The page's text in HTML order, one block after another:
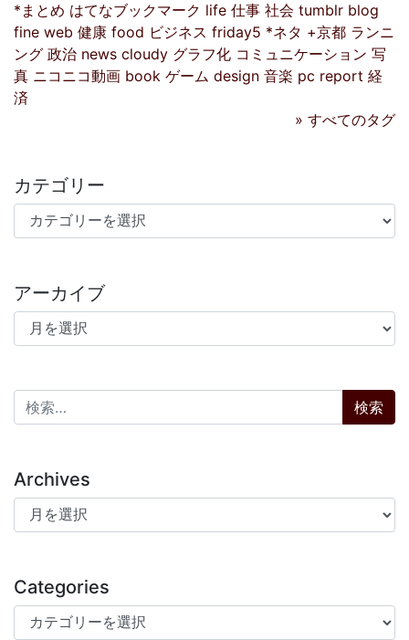
*まとめ はてなブックマーク life 仕事 社会 tumblr blog
fine web 健康 food ビジネス friday5 *ネタ +京都 ランニ
ング 政治 news cloudy グラフ化 コミュニケーション 写
真 ニコニコ動画 book ゲーム design 音楽 pc report 経
済
» すべてのタグ
カテゴリー
カテゴリー
アーカイブ
アーカイブ
検索:
Archives
Archives
Categories
Categories